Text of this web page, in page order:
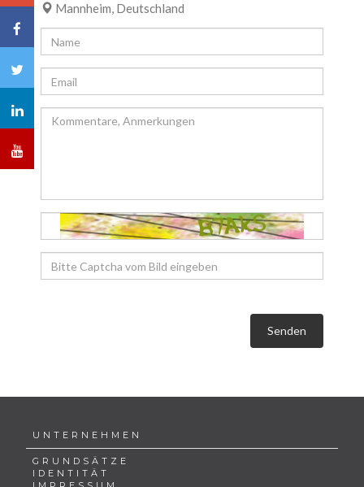
Mannheim, Deutschland
Senden
UNTERNEHMEN
GRUNDSÄTZE
IDENTITÄT